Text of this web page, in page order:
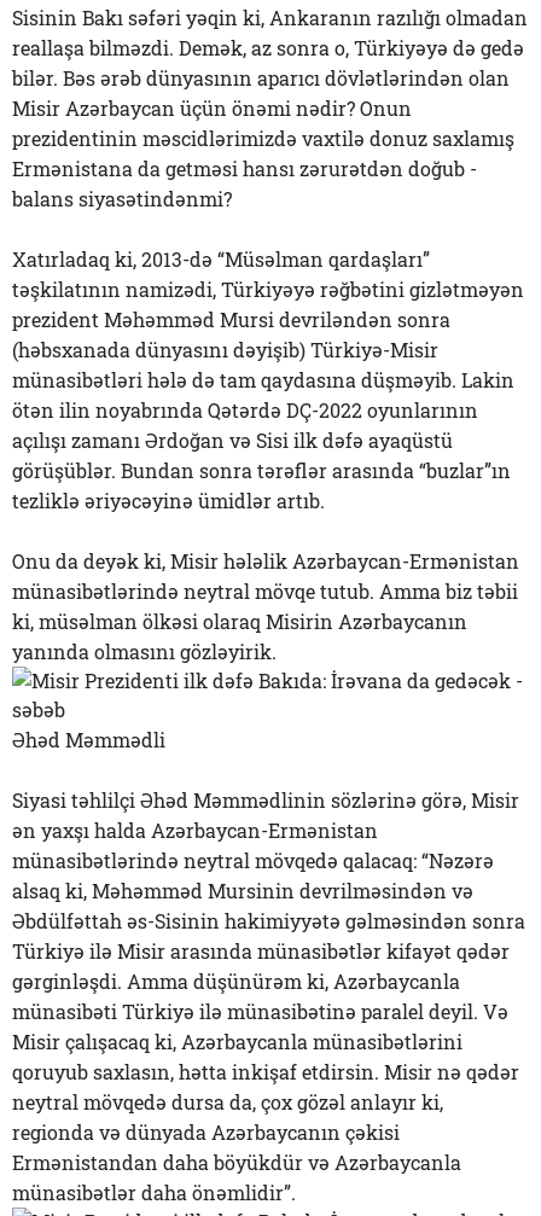
Sisinin Bakı səfəri yəqin ki, Ankaranın razılığı olmadan
reallaşa bilməzdi. Demək, az sonra o, Türkiyəyə də gedə
bilər. Bəs ərəb dünyasının aparıcı dövlətlərindən olan
Misir Azərbaycan üçün önəmi nədir? Onun
prezidentinin məscidlərimizdə vaxtilə donuz saxlamış
Ermənistana da getməsi hansı zərurətdən doğub -
balans siyasətindənmi?
Xatırladaq ki, 2013-də “Müsəlman qardaşları”
təşkilatının namizədi, Türkiyəyə rəğbətini gizlətməyən
prezident Məhəmməd Mursi devriləndən sonra
(həbsxanada dünyasını dəyişib) Türkiyə-Misir
münasibətləri hələ də tam qaydasına düşməyib. Lakin
ötən ilin noyabrında Qətərdə DÇ-2022 oyunlarının
açılışı zamanı Ərdoğan və Sisi ilk dəfə ayaqüstü
görüşüblər. Bundan sonra tərəflər arasında “buzlar”ın
tezliklə əriyəcəyinə ümidlər artıb.
Onu da deyək ki, Misir hələlik Azərbaycan-Ermənistan
münasibətlərində neytral mövqe tutub. Amma biz təbii
ki, müsəlman ölkəsi olaraq Misirin Azərbaycanın
yanında olmasını gözləyirik.
Əhəd Məmmədli
Siyasi təhlilçi Əhəd Məmmədlinin sözlərinə görə, Misir
ən yaxşı halda Azərbaycan-Ermənistan
münasibətlərində neytral mövqedə qalacaq: “Nəzərə
alsaq ki, Məhəmməd Mursinin devrilməsindən və
Əbdülfəttah əs-Sisinin hakimiyyətə gəlməsindən sonra
Türkiyə ilə Misir arasında münasibətlər kifayət qədər
gərginləşdi. Amma düşünürəm ki, Azərbaycanla
münasibəti Türkiyə ilə münasibətinə paralel deyil. Və
Misir çalışacaq ki, Azərbaycanla münasibətlərini
qoruyub saxlasın, hətta inkişaf etdirsin. Misir nə qədər
neytral mövqedə dursa da, çox gözəl anlayır ki,
regionda və dünyada Azərbaycanın çəkisi
Ermənistandan daha böyükdür və Azərbaycanla
münasibətlər daha önəmlidir”.